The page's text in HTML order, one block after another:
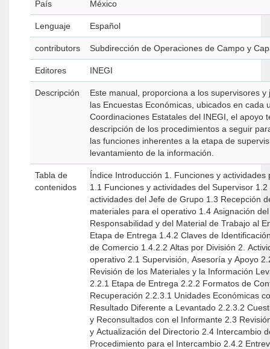
País México
Lenguaje Español
contributors Subdirección de Operaciones de Campo y
Editores INEGI
Descripción
Este manual, proporciona a los supervisores y
las Encuestas Económicas, ubicados en cada una de las
Coordinaciones Estatales del INEGI, el apoyo
descripción de los procedimientos a seguir
las funciones inherentes a la etapa de
levantamiento de la información.
Tabla de
contenidos
Índice Introducción 1. Funciones y actividades previas al operativo
1.1 Funciones y actividades del Supervisor 1.2 Funciones y
actividades del Jefe de Grupo 1.3 Recepción de insumos y
materiales para el operativo 1.4 Asignación del Área de
Responsabilidad y del Material de Trabajo al
Etapa de Entrega 1.4.2 Claves de Identificación 1.4.2.1 Empresa
de Comercio 1.4.2.2 Altas por División 2. Actividades durante el
operativo 2.1 Supervisión, Asesoría y Apoyo 2.2 Recepción y
Revisión de los Materiales y la Información
2.2.1 Etapa de Entrega 2.2.2 Formatos de Control 2.2.3 Etapa de
Recuperación 2.2.3.1 Unidades Económicas con Código de
Resultado Diferente a Levantado 2.2.3.2 Cuestionarios Recibidos
y Reconsultados con el Informante 2.3 Revisión de la Información
y Actualización del Directorio 2.4 Intercambio de Información 2.4.1
Procedimiento para el Intercambio 2.4.2 Entrevistador Origen